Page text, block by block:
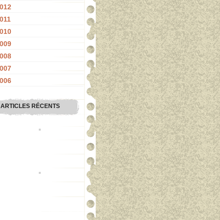
ARTICLES RÉCENTS